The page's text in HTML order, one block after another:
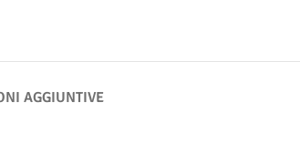
AGGIUNTIVE